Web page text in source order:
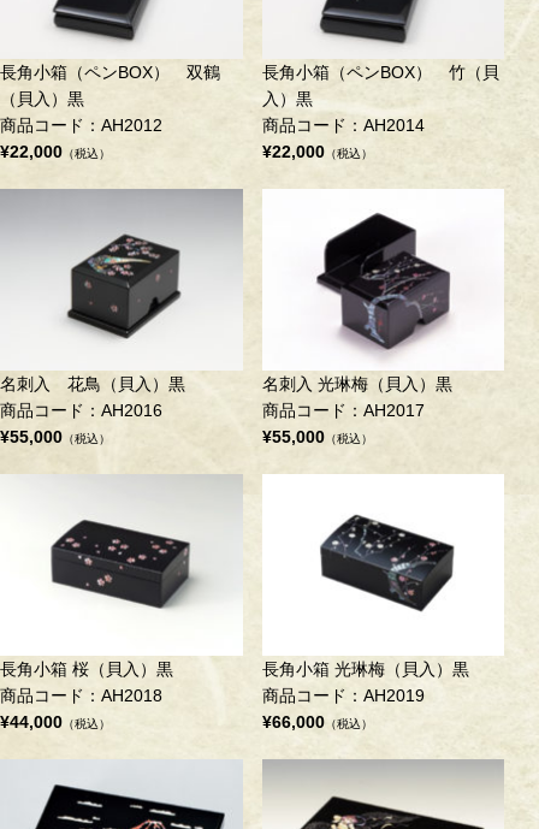
長角小箱（ペンBOX） 双鶴
（貝入）黒
商品コード：AH2012
¥22,000 （税込）
長角小箱（ペンBOX） 竹（貝
入）黒
商品コード：AH2014
¥22,000（税込）
名刺入 花鳥（貝入）黒
商品コード：AH2016
¥55,000 （税込）
名刺入 光琳梅（貝入）黒
商品コード：AH2017
¥55,000（税込）
長角小箱 桜（貝入）黒
商品コード：AH2018
¥44,000 （税込）
長角小箱 光琳梅（貝入）黒
商品コード：AH2019
¥66,000（税込）